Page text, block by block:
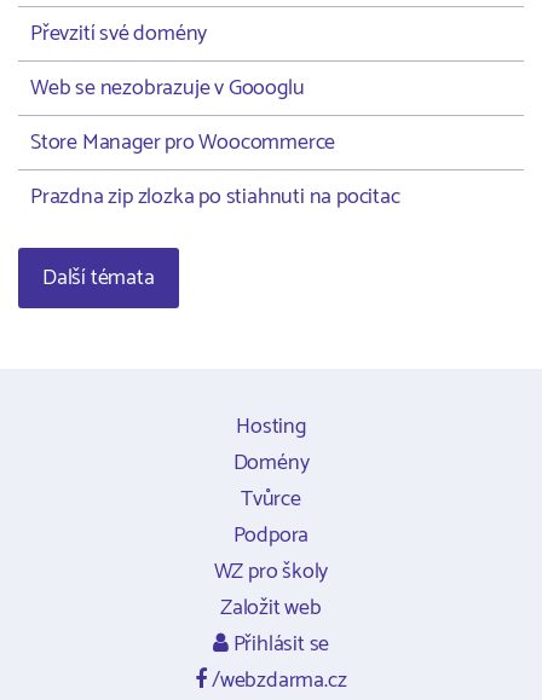
Převzití své domény
Web se nezobrazuje v Goooglu
Store Manager pro Woocommerce
Prazdna zip zlozka po stiahnuti na pocitac
Další témata
Hosting
Domény
Tvůrce
Podpora
WZ pro školy
Založit web
Přihlásit se
/webzdarma.cz